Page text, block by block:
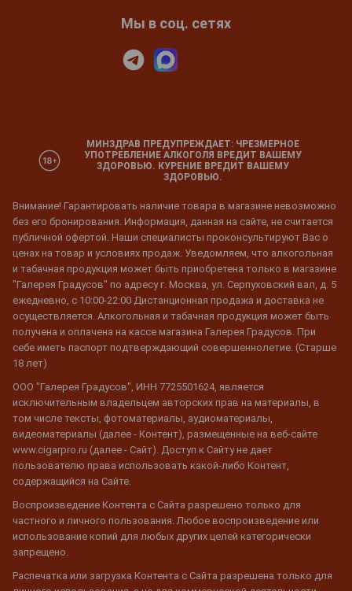
Мы в соц. сетях
МИНЗДРАВ ПРЕДУПРЕЖДАЕТ: ЧРЕЗМЕРНОЕ
УПОТРЕБЛЕНИЕ АЛКОГОЛЯ ВРЕДИТ ВАШЕМУ
ЗДОРОВЬЮ. КУРЕНИЕ ВРЕДИТ ВАШЕМУ
ЗДОРОВЬЮ.
Внимание! Гарантировать наличие товара в магазине невозможно
без его бронирования. Информация, данная на сайте, не считается
публичной офертой. Наши специалисты проконсультируют Вас о
ценах на товар и условиях продаж. Уведомляем, что алкогольная
и табачная продукция может быть приобретена только в магазине
"Галерея Градусов" по адресу г. Москва, ул. Серпуховский вал, д. 5
ежедневно, с 10:00-22:00 Дистанционная продажа и доставка не
осуществляется. Алкогольная и табачная продукция может быть
получена и оплачена на кассе магазина Галерея Градусов. При
себе иметь паспорт подтверждающий совершеннолетие. (Старше
18 лет)
ООО "Галерея Градусов", ИНН 7725501624, является
исключительным владельцем авторских прав на материалы, в
том числе тексты, фотоматериалы, аудиоматериалы,
видеоматериалы (далее - Контент), размещенные на веб-сайте
www.cigarpro.ru (далее - Сайт). Доступ к Сайту не дает
пользователю права использовать какой-либо Контент,
содержащийся на Сайте.
Воспроизведение Контента с Сайта разрешено только для
частного и личного пользования. Любое воспроизведение или
использование копий для любых других целей категорически
запрещено.
Распечатка или загрузка Контента с Сайта разрешена только для